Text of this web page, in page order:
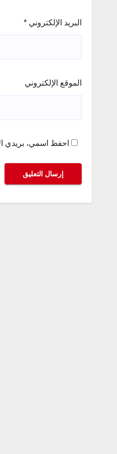
البريد الإلكتروني *
الموقع الإلكتروني
احفظ اسمي، بريدي